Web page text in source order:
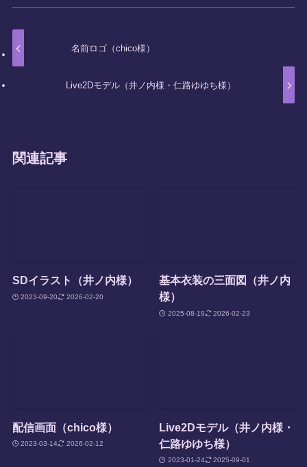
名前ロゴ（chico様）
Live2Dモデル（井ノ内様・仁路ゆゆち様）
関連記事
SDイラスト（井ノ内様）
2023-09-20 2026-02-20
基本衣装の三面図（井ノ内
様）
2025-08-19 2026-02-23
配信画面（chico様）
2023-03-14 2026-02-12
Live2Dモデル（井ノ内様・
仁路ゆゆち様）
2023-01-24 2025-09-01